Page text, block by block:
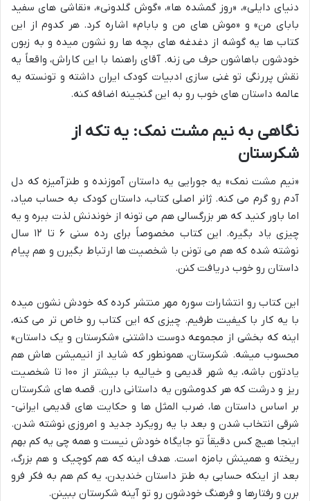
دنیاى دایلى»، «روز گمشده ها»، «گوش گلدونی»، «نقاشی های سفید
بابای من» و «موش های من و بابام» اشاره کرد. هر کدوم از این
کتاب ها یه گوشه از دغدغه های بچه ها رو نشون میده و به زبون
خودشون باهاشون حرف می زنه. آقای راهنما با این کاراش، واقعاً یه
نقش پررنگی تو غنی سازی ادبیات کودک ایران داشته و تونسته یه
عالمه داستان های خوب رو به این گنجینه اضافه کنه.
نگاهی به نیم مشت نمک: یه تکه از
شکرستان
«نیم مشت نمک» یه جورایی یه داستان آموزنده و طنزآمیزه که دل
آدم رو گرم می کنه. ژانر اصلی کتاب، داستان کودک به حساب میاد،
اما باور کنید که هر بزرگسالی هم می تونه از خوندنش لذت ببره و یه
چیزی یاد بگیره. این کتاب مخصوصاً برای رده سنی ۶ تا ۱۲ سال
نوشته شده که هم می تونن با شخصیت ها ارتباط بگیرن و هم پیام
داستان رو خوب دریافت کنن.
این کتاب رو انتشارات سوره مهر منتشر کرده که خودش نشون میده
با یه کار با کیفیت طرفیم. چیزی که این کتاب رو خاص تر می کنه،
اینه که بخشی از مجموعه دوست داشتنی «شکرستان و یک داستان»
محسوب میشه. شکرستان، همونطور که شاید از انیمیشن هاش هم
یادتون باشه، یه شهر قدیمی و خیالیه با بیشتر از ۱۰۰ تا شخصیت
ریز و درشت که هر کدومشون یه داستانی دارن. قصه های شکرستان
بر اساس داستان ها، ضرب المثل ها و حکایت های قدیمی ایرانی-
شرقی انتخاب شدن و بعد با یه رویکرد جدید و امروزی نوشته شدن.
اینجا هیچ کس دقیقاً تو جایگاه خودش نیست و همه چی یه کم بهم
ریخته و همینش بامزه است. هدف اینه که هم کوچیک و هم بزرگ،
بعد از اینکه حسابی به طنز داستان خندیدن، یه کم هم به فکر فرو
برن و رفتارها و فرهنگ خودشون رو تو آینه شکرستان ببینن.